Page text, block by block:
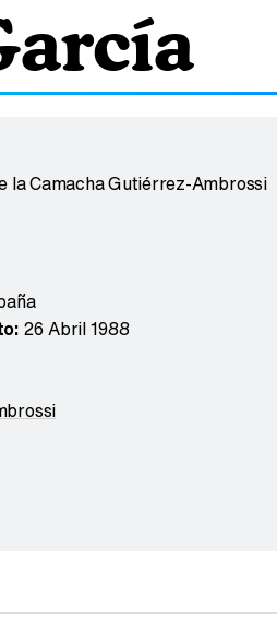
la Camacha Gutiérrez-Ambrossi
26 Abril 1988